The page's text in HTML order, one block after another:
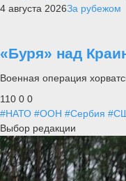
4 августа 2026За рубежом
«Буря» над
Военная операция
110 0 0
#НАТО #ООН #Сербия
Выбор редакции